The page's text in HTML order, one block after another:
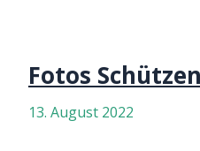
Fotos
13. August 2022